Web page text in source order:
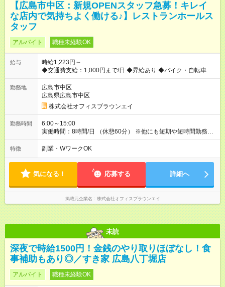
【広島市中区：新規OPENスタッフ急募！キレイ
な店内で気持ちよく働ける♪】レストランホールス
タッフ
アルバイト 職種未経験OK
給与
時給1,223円～
◆交通費支給：1,000円まで/日 ◆昇給あり ◆バイク・自転車通勤
OK 【試用期間】試用期間あり 試用期間の長さ：2週間 ※ 雇用形
態と給与に、本採用時と異なる部分があります。 雇用形態：本
採用時と同じです。 給与：時給 1,085円以上 研修期間中は1～2
週間程度
勤務地
広島市中区
広島県広島市中区
株式会社オフィスブラウンエイ
勤務時間
6:00～15:00
実働時間：8時間/日 （休憩60分） ※他にも短期や短時間勤務な
ど相談可能です お気軽に仰ってください。 ・「朝だけ働きた
い」 ・「短時間でサクッと稼ぎたい」 そんな方にピッタ
特徴 副業・WワークOK
気になる！ 応募する 詳細へ
掲載元企業名 株式会社オフィスブラウンエイ
未読
深夜で時給1500円！金銭のやり取りほぼなし！食
事補助もあり◎／すき家 広島八丁堀店
アルバイト 職種未経験OK